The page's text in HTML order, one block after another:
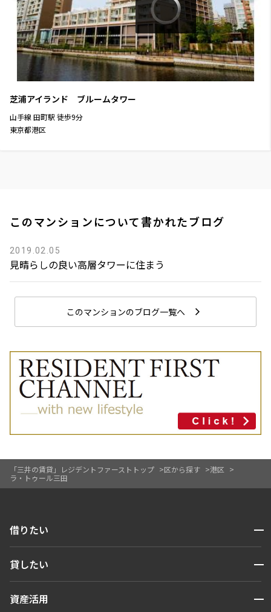
「三井の賃貸」レジデントファーストトップ 区から探す
港区
ラ・トゥール三田
芝浦アイランド ブルームタワー
山手線 田町駅 徒歩9分
東京都港区
このマンションについて書かれたブログ
2019.02.05
見晴らしの良い高層タワーに住まう
このマンションのブログ一覧へ
借りたい 開閉
人気エリアから探す
貸したい 開閉
お問い合わせ
資産活用 開閉